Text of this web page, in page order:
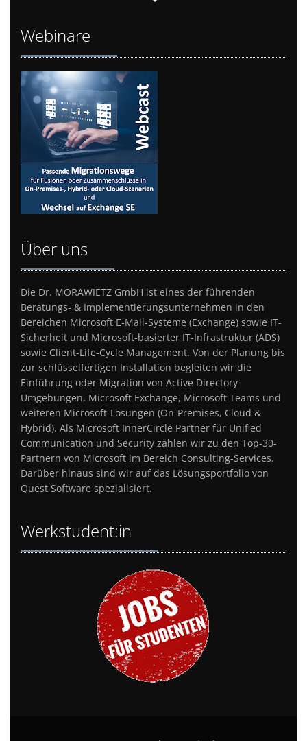
Webinare
Über uns
Die Dr. MORAWIETZ GmbH ist eines der führenden
Beratungs- & Implementierungsunternehmen in den
Bereichen Microsoft E-Mail-Systeme (Exchange) sowie IT-
Sicherheit und Microsoft-basierter IT-Infrastruktur (ADS)
sowie Client-Life-Cycle Management. Von der Planung bis
zur schlüsselfertigen Installation begleiten wir die
Einführung oder Migration von Active Directory-
Umgebungen, Microsoft Exchange, Microsoft Teams und
weiteren Microsoft-Lösungen (On-Premises, Cloud &
Hybrid). Als Microsoft InnerCircle Partner für Unified
Communication und Security zählen wir zu den Top-30-
Partnern von Microsoft im Bereich Consulting-Services.
Darüber hinaus sind wir auf das Lösungsportfolio von
Quest Software spezialisiert.
Werkstudent:in